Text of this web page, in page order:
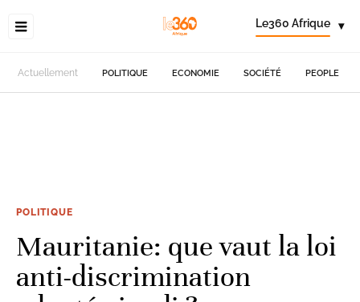
Le360 Afrique ▾
Actuellement POLITIQUE ECONOMIE SOCIÉTÉ PEOPLE
POLITIQUE
Mauritanie: que vaut la loi
anti-discrimination